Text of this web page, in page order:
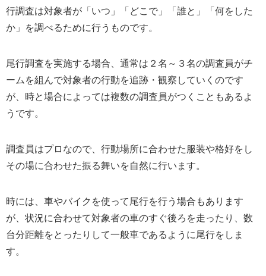
行調査は対象者が「いつ」「どこで」「誰と」「何をした
か」を調べるために行うものです。
尾行調査を実施する場合、通常は２名～３名の調査員がチ
ームを組んで対象者の行動を追跡・観察していくのです
が、時と場合によっては複数の調査員がつくこともあるよ
うです。
調査員はプロなので、行動場所に合わせた服装や格好をし
その場に合わせた振る舞いを自然に行います。
時には、車やバイクを使って尾行を行う場合もあります
が、状況に合わせて対象者の車のすぐ後ろを走ったり、数
台分距離をとったりして一般車であるように尾行をしま
す。